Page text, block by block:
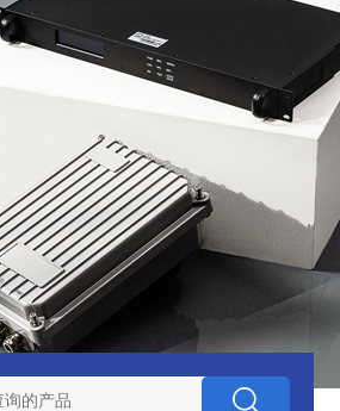
赛思高频石英无源晶体谐振器